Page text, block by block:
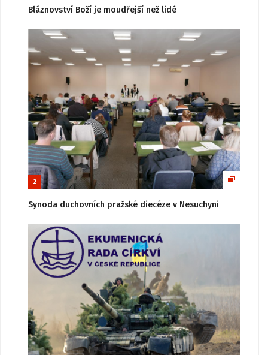
Bláznovství Boží je moudřejší než lidé
2
Synoda duchovních pražské diecéze v Nesuchyni